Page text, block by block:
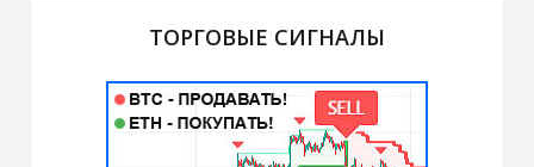
ТОРГОВЫЕ СИГНАЛЫ